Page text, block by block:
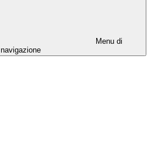
Menu di
navigazione